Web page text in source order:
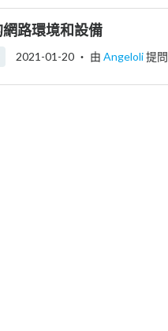
路環境和設備
2021-01-20 ‧ 由 Angeloli提問